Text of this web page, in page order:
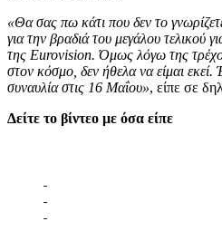
«Θα σας πω κάτι που δεν το
για την βραδιά του μεγάλου τελικού
της Eurovision. Όμως λόγω της
στον κόσμο, δεν ήθελα να είμαι
συναυλία στις 16 Μαΐου», είπε σε
Δείτε το βίντεο με όσα είπε